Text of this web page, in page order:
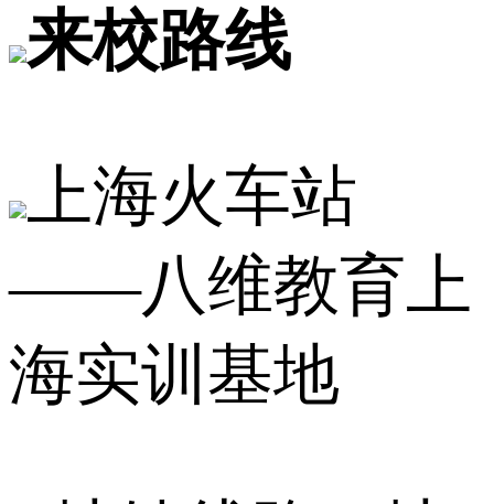
来校路线
上海火车站
——八维教育上
海实训基地